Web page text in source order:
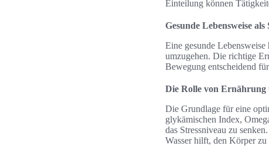
Einteilung können
Gesunde Lebensweise
Eine gesunde
umzugehen. Die richtige
Bewegung entscheidend
Die Rolle von
Die Grundlage für eine
glykämischen Index,
das Stressniveau zu senken.
Wasser hilft, den Körper